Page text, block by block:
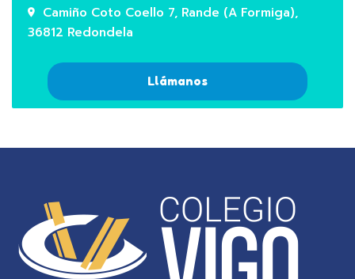
Camiño Coto Coello 7, Rande (A Formiga),
36812 Redondela
Llámanos